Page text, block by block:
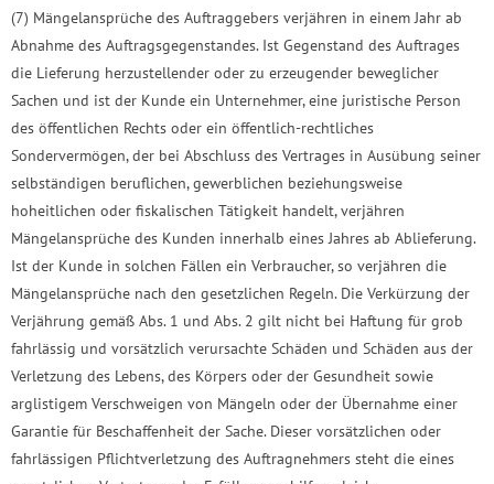
(7) Mängelansprüche des Auftraggebers verjähren in einem Jahr ab
Abnahme des Auftragsgegenstandes. Ist Gegenstand des Auftrages
die Lieferung herzustellender oder zu erzeugender beweglicher
Sachen und ist der Kunde ein Unternehmer, eine juristische Person
des öffentlichen Rechts oder ein öffentlich-rechtliches
Sondervermögen, der bei Abschluss des Vertrages in Ausübung seiner
selbständigen beruflichen, gewerblichen beziehungsweise
hoheitlichen oder fiskalischen Tätigkeit handelt, verjähren
Mängelansprüche des Kunden innerhalb eines Jahres ab Ablieferung.
Ist der Kunde in solchen Fällen ein Verbraucher, so verjähren die
Mängelansprüche nach den gesetzlichen Regeln. Die Verkürzung der
Verjährung gemäß Abs. 1 und Abs. 2 gilt nicht bei Haftung für grob
fahrlässig und vorsätzlich verursachte Schäden und Schäden aus der
Verletzung des Lebens, des Körpers oder der Gesundheit sowie
arglistigem Verschweigen von Mängeln oder der Übernahme einer
Garantie für Beschaffenheit der Sache. Dieser vorsätzlichen oder
fahrlässigen Pflichtverletzung des Auftragnehmers steht die eines